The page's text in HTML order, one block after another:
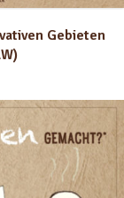
Gebieten